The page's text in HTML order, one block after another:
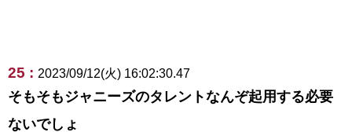
25 : 2023/09/12(火) 16:02:30.47
そもそもジャニーズのタレントなんぞ起用する必要
ないでしょ